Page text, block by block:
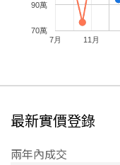
7月 11月
70萬
90萬
最新實價登錄
兩年內成交